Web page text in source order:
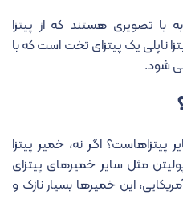
با تصویری هستند که از پیتزا
ناپلی یک پیتزای تخت است که با
شود.
پیتزاهاست؟ اگر نه، خمیر پیتزا
مثل سایر خمیرهای پیتزای
این خمیرها بسیار نازک و